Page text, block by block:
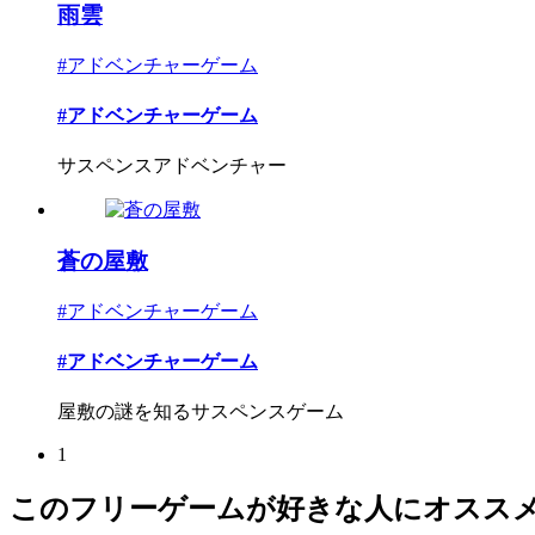
雨雲
#アドベンチャーゲーム
#アドベンチャーゲーム
サスペンスアドベンチャー
蒼の屋敷
#アドベンチャーゲーム
#アドベンチャーゲーム
屋敷の謎を知るサスペンスゲーム
1
このフリーゲームが好きな人にオスス